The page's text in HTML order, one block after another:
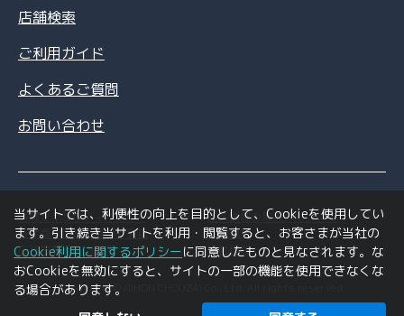
店舗検索
ご利用ガイド
よくあるご質問
お問い合わせ
情報セキュリティポリシー
個人情報の取扱いについて
特定商取引法に基づく表記
利用規約
ご利用環境について
会社情報
Copyright © NIHON CHOUZAI Co., Ltd. All rights reserved.
当サイトでは、利便性の向上を目的として、Cookieを使用してい
ます。引き続き当サイトを利用・閲覧すると、お客さまが当社の
Cookie利用に関するポリシーに同意したものと見なされます。な
おCookieを無効にすると、サイトの一部の機能を使用できなくな
る場合があります。